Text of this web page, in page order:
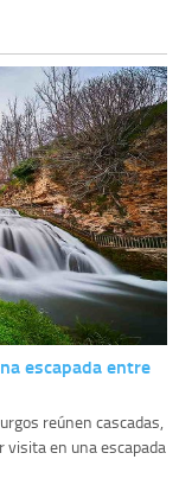
escapada entre
reúnen cascadas,
visita en una escapada